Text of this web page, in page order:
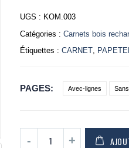
UGS : KOM.003
Catégories :Carnets bois
Étiquettes :CARNET,
PAGES Avec-lignes